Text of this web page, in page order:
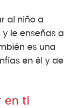
al niño a
le enseñas a
es una
en él y de
en ti